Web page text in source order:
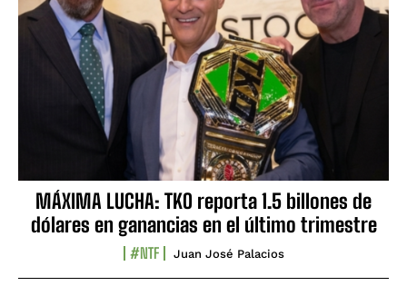
MÁXIMA LUCHA: TKO reporta 1.5 billones de
dólares en ganancias en el último trimestre
#NTF Juan José Palacios